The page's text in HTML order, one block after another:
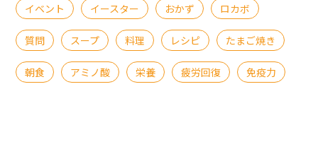
イベント イースター おかず ロカボ
質問 スープ 料理 レシピ たまご焼き
朝食 アミノ酸 栄養 疲労回復 免疫力